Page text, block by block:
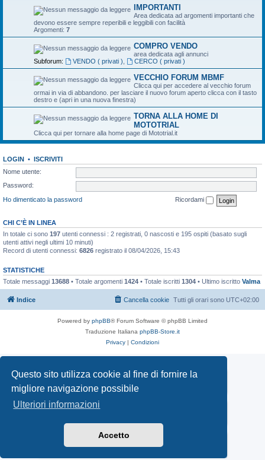
Questo sito utilizza cookie al fine di fornire la
migliore navigazione possibile
Ulteriori informazioni
Accetto
IMPORTANTI
Area dedicata ad argomenti importanti che
devono essere sempre reperibili e leggibili con facilità
Argomenti: 7
COMPRO VENDO
area dedicata agli annunci
Subforum:
VENDO ( privati ) CERCO ( privati )
VECCHIO FORUM MBMF
Clicca qui per accedere al vecchio forum
ormai in via di abbandono. per lasciare il nuovo forum aperto clicca con il tasto
destro e (apri in una nuova finestra)
TORNA ALLA HOME DI
MOTOTRIAL
Clicca qui per tornare alla home page di Mototrial.it
LOGIN • ISCRIVITI
Nome utente:
Password:
Ho dimenticato la password
Ricordami
CHI C’È IN LINEA
In totale ci sono 197 utenti connessi : 2 registrati, 0 nascosti e 195 ospiti (basato sugli
utenti attivi negli ultimi 10 minuti)
Record di utenti connessi: 6826 registrato il 08/04/2026, 15:43
STATISTICHE
Totale messaggi 13688 • Totale argomenti 1424 • Totale iscritti 1304 • Ultimo iscritto Valma
Indice Tutti gli orari sono UTC+02:00
Cancella cookie
Powered by phpBB® Forum Software © phpBB Limited
Traduzione Italiana phpBB-Store.it
Privacy | Condizioni
Mototrial.it
TORNA ALLA HOME PAGE DI MOTOTRIAL.IT
Facebook Gruppo Mototrial.it
PAGINA FACEBOOK